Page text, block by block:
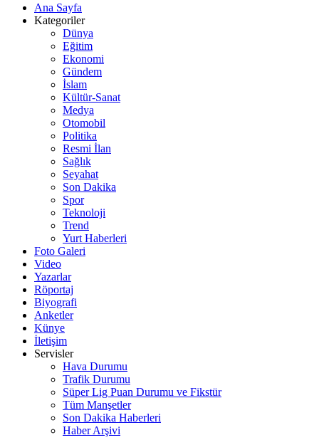
Ana Sayfa
Kategoriler
Dünya
Eğitim
Ekonomi
Gündem
İslam
Kültür-Sanat
Medya
Otomobil
Politika
Resmi İlan
Sağlık
Seyahat
Son Dakika
Spor
Teknoloji
Trend
Yurt Haberleri
Foto Galeri
Video
Yazarlar
Röportaj
Biyografi
Anketler
Künye
İletişim
Servisler
Hava Durumu
Trafik Durumu
Süper Lig Puan Durumu ve Fikstür
Tüm Manşetler
Son Dakika Haberleri
Haber Arşivi